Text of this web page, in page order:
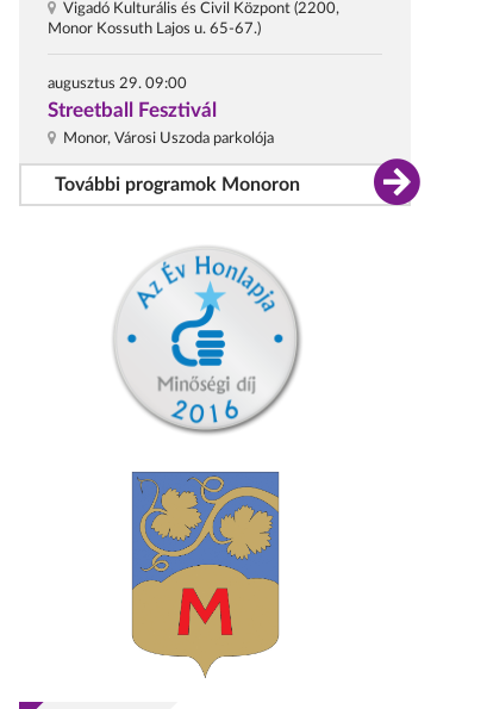
Vigadó Kulturális és Civil Központ (2200,
Monor Kossuth Lajos u. 65-67.)
augusztus 29. 09:00
Streetball Fesztivál
Monor, Városi Uszoda parkolója
További programok Monoron